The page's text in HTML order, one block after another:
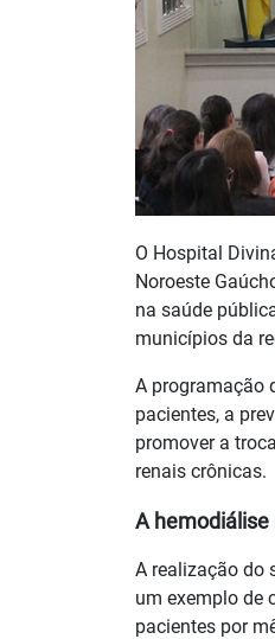
O Hospital
Noroeste
na saúde
municípios da
A programação
pacientes, a
promover a
renais crônicas.
A hemodiálise
A realização do
um exemplo de
pacientes por